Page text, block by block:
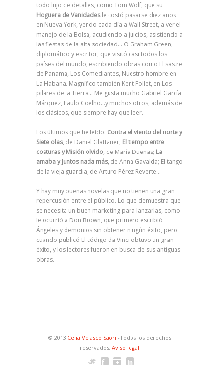
todo lujo de detalles, como Tom Wolf, que su
Hoguera de Vanidadesle costó pasarse diez años
en Nueva York, yendo cada día a Wall Street, a ver el
manejo de la Bolsa, acudiendo a juicios, asistiendo a
las fiestas de la alta sociedad… O Graham Green,
diplomático y escritor, que visitó casi todos los
países del mundo, escribiendo obras como El sastre
de Panamá, Los Comediantes, Nuestro hombre en
La Habana. Magnífico también Kent Follet, en Los
pilares de la Tierra… Me gusta mucho Gabriel García
Márquez, Paulo Coelho…y muchos otros, además de
los clásicos, que siempre hay que leer.
Los últimos que he leído: Contra el viento del norte y
Siete olas, de Daniel Glattauer; El tiempo entre
costuras y Misión olvido, de María Dueñas; La
amaba y Juntos nada más, de Anna Gavalda; El tango
de la vieja guardia, de Arturo Pérez Reverte…
Y hay muy buenas novelas que no tienen una gran
repercusión entre el público. Lo que demuestra que
se necesita un buen marketing para lanzarlas, como
le ocurrió a Don Brown, que primero escribió
Ángeles y demonios sin obtener ningún éxito, pero
cuando publicó El código da Vinci obtuvo un gran
éxito, y los lectores fueron en busca de sus antiguas
obras.
© 2013 Celia Velasco Saori -Todos los derechos
reservados. Aviso legal